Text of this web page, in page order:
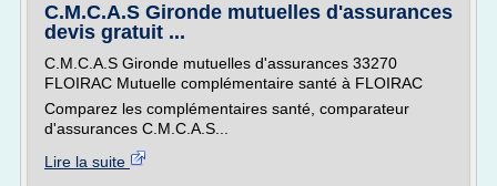
C.M.C.A.S Gironde mutuelles d'assurances
devis gratuit ...
C.M.C.A.S Gironde mutuelles d'assurances 33270
FLOIRAC Mutuelle complémentaire santé à FLOIRAC
Comparez les complémentaires santé, comparateur
d'assurances C.M.C.A.S...
Lire la suite